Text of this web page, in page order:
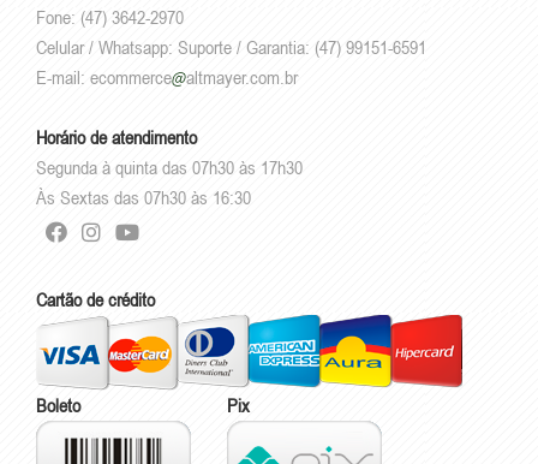
Fone: (47) 3642-2970
Celular / Whatsapp: Suporte / Garantia: (47) 99151-6591
E-mail: ecommerce altmayer.com.br
Horário de atendimento
Segunda à quinta das 07h30 às 17h30
Às Sextas das 07h30 às 16:30
Cartão de crédito
Boleto Pix